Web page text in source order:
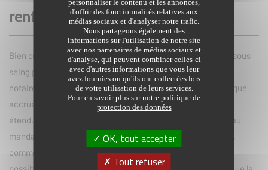
renforcée
Bien que le mandat de protection future puisse être rédigé sous
seing privé, il est fortement recommandé de passer par un
notaire. L'intervention du notaire assure une sécurité juridique
accrue et permet d'établir des mesures de protection plus
étendues. Par exemple, un mandat notarié peut permettre au
mandataire de réaliser des actes de disposition importants,
comme la vente d'un bien immobilier, qui ne seraient pas
personnaliser le contenu et les annonces,
d'offrir des fonctionnalités relatives aux
médias sociaux et d'analyser notre trafic.
Nous partageons également des
informations sur l'utilisation de notre site
avec nos partenaires de médias sociaux et
d'analyse, qui peuvent combiner celles-ci
avec d'autres informations que vous leur
avez fournies ou qu'ils ont collectées lors
de votre utilisation de leurs services.
Pour en savoir plus sur notre politique de
protection des données
OK, tout accepter
Tout refuser